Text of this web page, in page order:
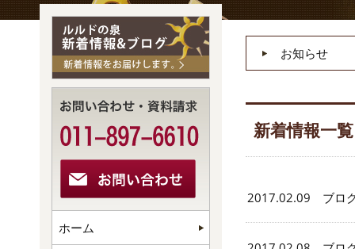
お知らせ
新着情報一覧
2017.02.09 ブロ
ホーム